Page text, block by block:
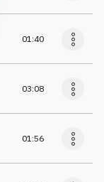
01:40
03:08
01:56